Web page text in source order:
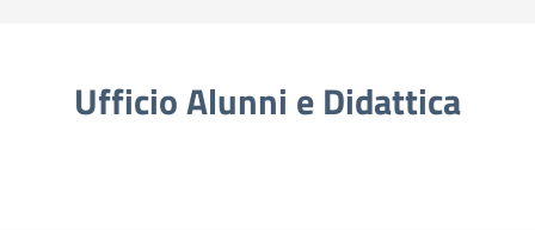
Ufficio Alunni e Didattica